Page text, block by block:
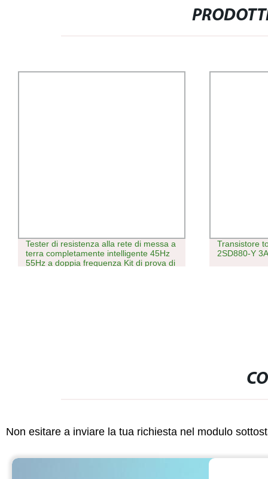
Tester di resistenza alla rete di messa a
terra completamente intelligente 45Hz
55Hz a doppia frequenza Kit di prova di
Transistore
2SD880-Y
Non esitare a inviare la tua richiesta nel modulo